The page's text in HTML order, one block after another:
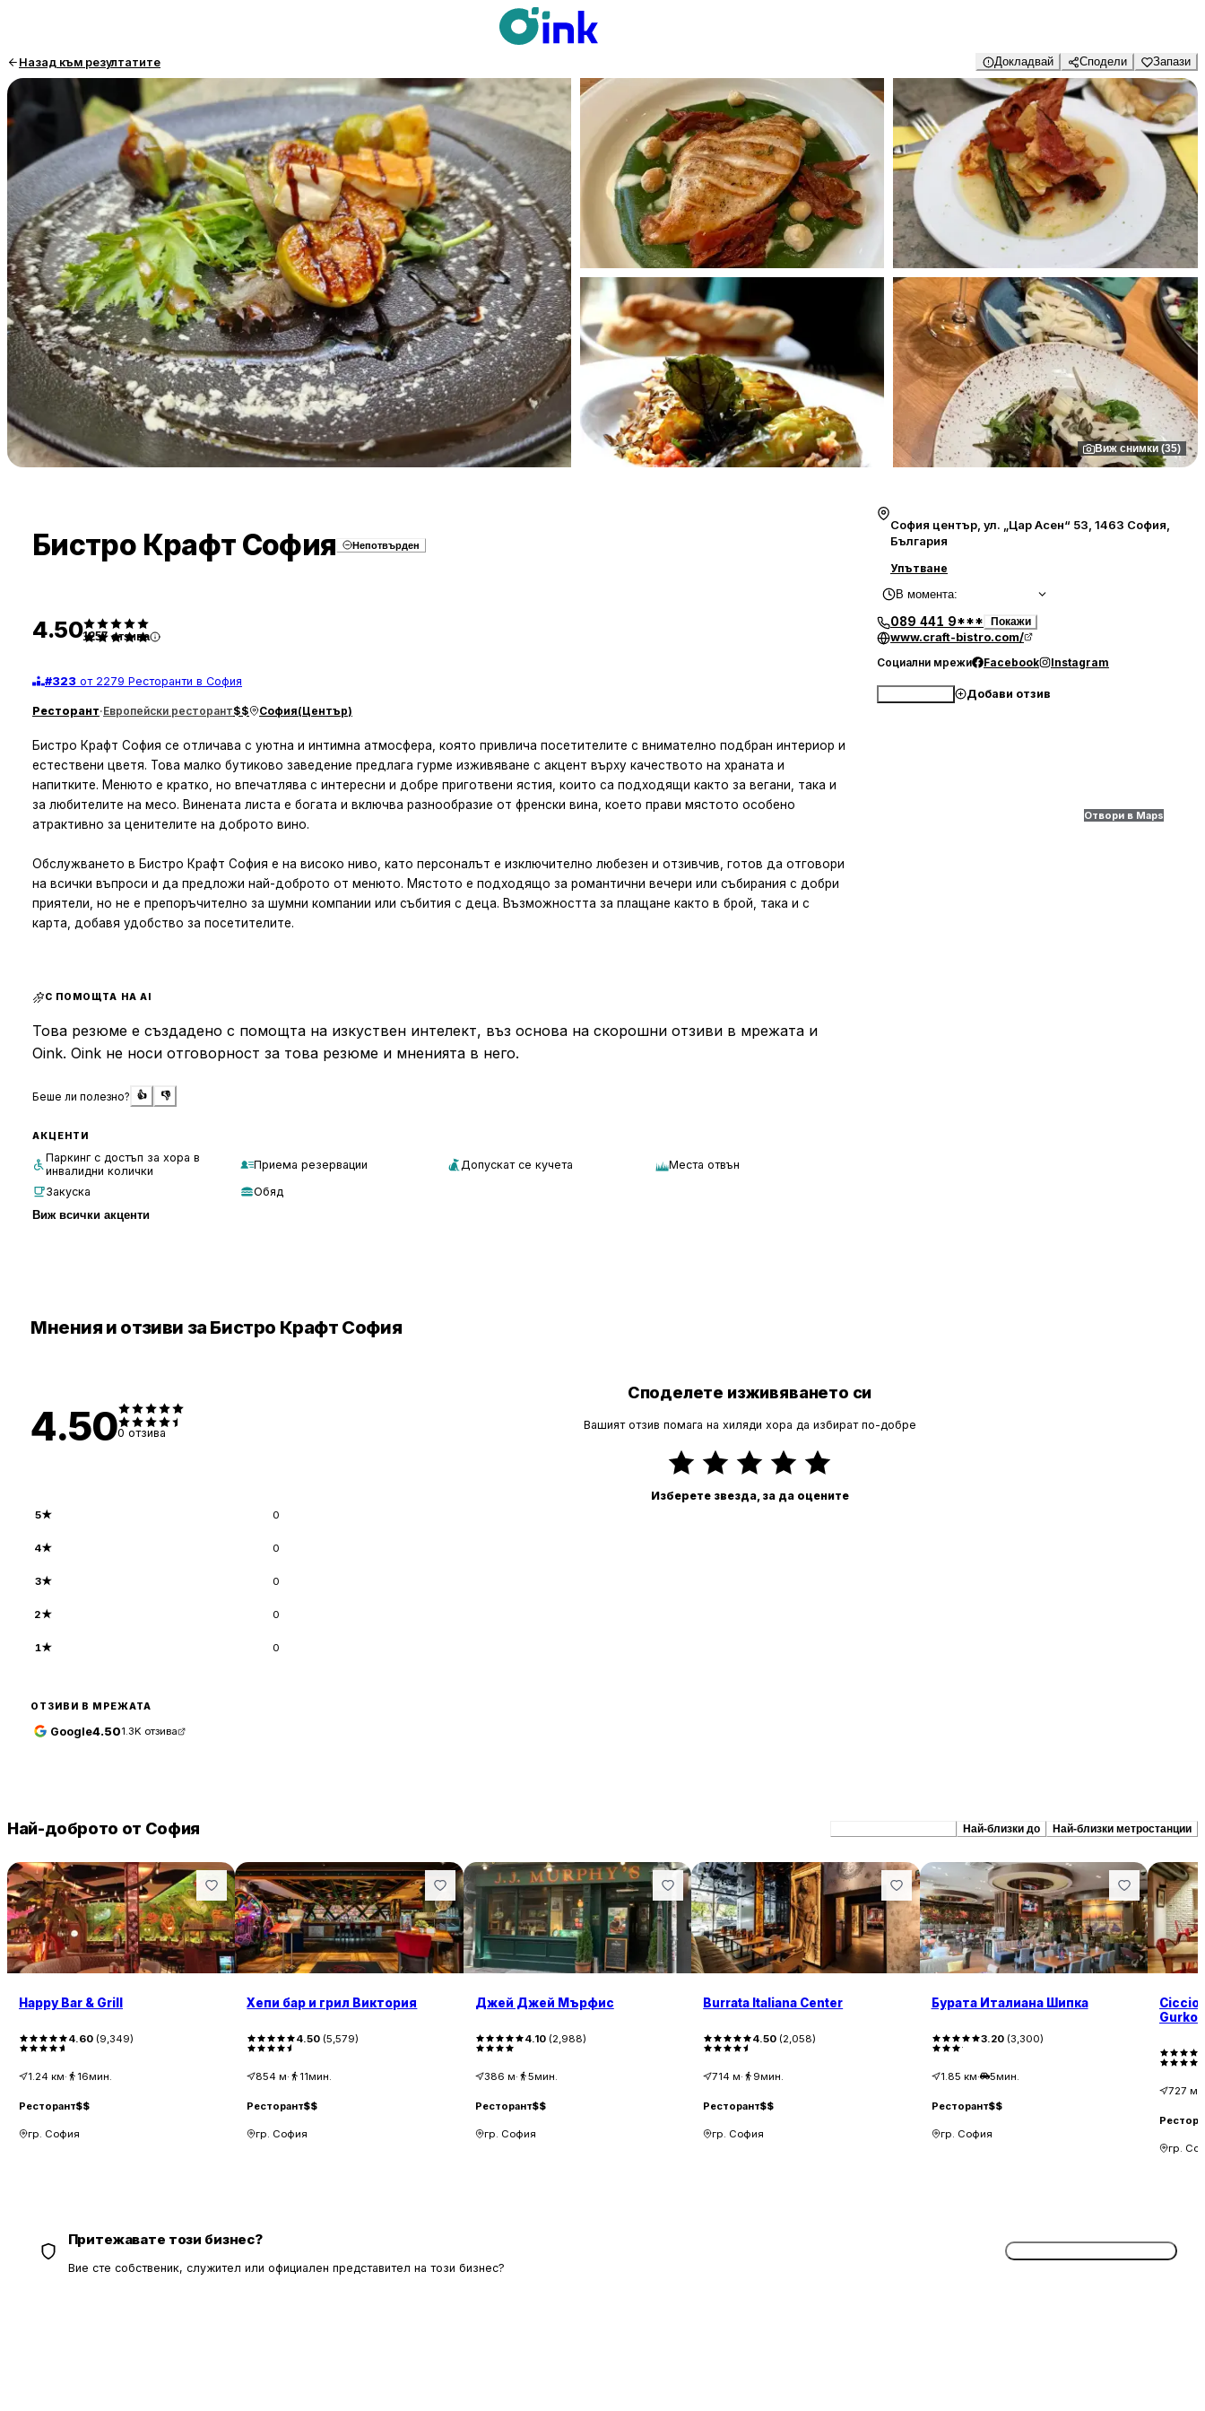
Назад към резултатите Докладвай Сподели Запази
Виж снимки (35)
Бистро Крафт София Непотвърден
4.501257 отзива
#323 от 2279 Ресторанти в София
Ресторант·Европейски ресторант$$ София(Център)
Бистро Крафт София се отличава с уютна и интимна атмосфера, която привлича посетителите с внимателно подбран интериор и
естествени цветя. Това малко бутиково заведение предлага гурме изживяване с акцент върху качеството на храната и
напитките. Менюто е кратко, но впечатлява с интересни и добре приготвени ястия, които са подходящи както за вегани, така и
за любителите на месо. Винената листа е богата и включва разнообразие от френски вина, което прави мястото особено
атрактивно за ценителите на доброто вино.
Обслужването в Бистро Крафт София е на високо ниво, като персоналът е изключително любезен и отзивчив, готов да отговори
на всички въпроси и да предложи най-доброто от менюто. Мястото е подходящо за романтични вечери или събирания с добри
приятели, но не е препоръчително за шумни компании или събития с деца. Възможността за плащане както в брой, така и с
карта, добавя удобство за посетителите.
С ПОМОЩТА НА AI
Това резюме е създадено с помощта на изкуствен интелект, въз основа на скорошни отзиви в мрежата и
Oink. Oink не носи отговорност за това резюме и мненията в него.
Беше ли полезно? 👍 👎
АКЦЕНТИ
Паркинг с достъп за хора в
инвалидни колички
Приема резервации Допускат се кучета Места отвън
Закуска
Обяд
Виж всички акценти
София център, ул. „Цар Асен“ 53, 1463 София,
България
Упътване
В момента:
089 441 9*** Покажи
www.craft-bistro.com/
Социални мрежи Facebook Instagram
Добави отзив
Отвори в Maps
Мнения и отзиви за Бистро Крафт София
4.500 отзива
5★ 0
4★ 0
3★ 0
2★ 0
1★ 0
ОТЗИВИ В МРЕЖАТА
Google4.501.3K отзива
Споделете изживяването си
Вашият отзив помага на хиляди хора да избират по-добре
Изберете звезда, за да оцените
Най-доброто от София Най-близки до Най-близки метростанции
Happy Bar & Grill
4.60 (9,349)
1.24 км· 16мин.
Ресторант$$
гр. София
Хепи бар и грил Виктория
4.50 (5,579)
854 м· 11мин.
Ресторант$$
гр. София
Джей Джей Мърфис
4.10(2,988)
386 м· 5мин.
Ресторант$$
гр. София
Burrata Italiana Center
4.50 (2,058)
714 м· 9мин.
Ресторант$$
гр. София
Бурата Италиана Шипка
3.20(3,300)
1.85 км· 5мин.
Ресторант$$
гр. София
Gurko
727 м
гр.
Притежавате този бизнес?
Вие сте собственик, служител или официален представител на този бизнес?